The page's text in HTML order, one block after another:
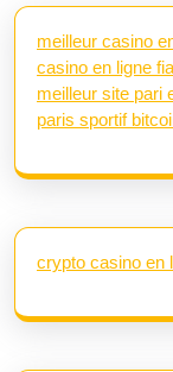
meilleur casino
casino en ligne
meilleur site pari
paris sportif
crypto casino en